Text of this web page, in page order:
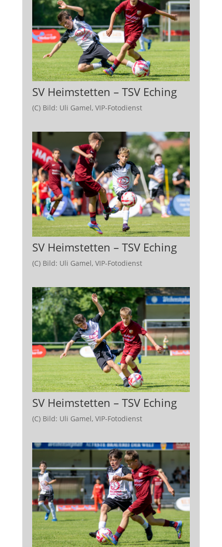
SV Heimstetten – TSV Eching
(C) Bild: Uli Gamel, VIP-Fotodienst
SV Heimstetten – TSV Eching
(C) Bild: Uli Gamel, VIP-Fotodienst
SV Heimstetten – TSV Eching
(C) Bild: Uli Gamel, VIP-Fotodienst